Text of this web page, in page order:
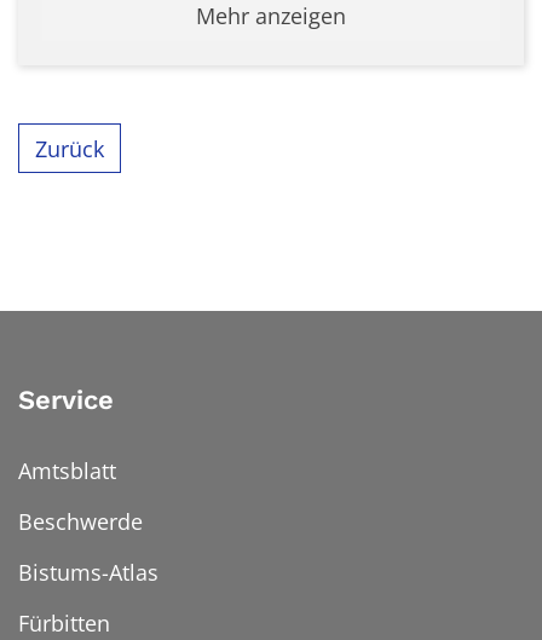
Mehr anzeigen
Zurück
Service
Amtsblatt
Beschwerde
Bistums-Atlas
Fürbitten